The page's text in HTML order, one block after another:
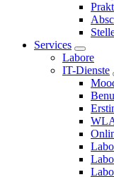
Services
Labore
IT-Dienste